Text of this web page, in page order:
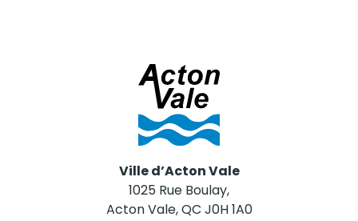
Ville d’Acton Vale
1025 Rue Boulay,
Acton Vale, QC J0H 1A0